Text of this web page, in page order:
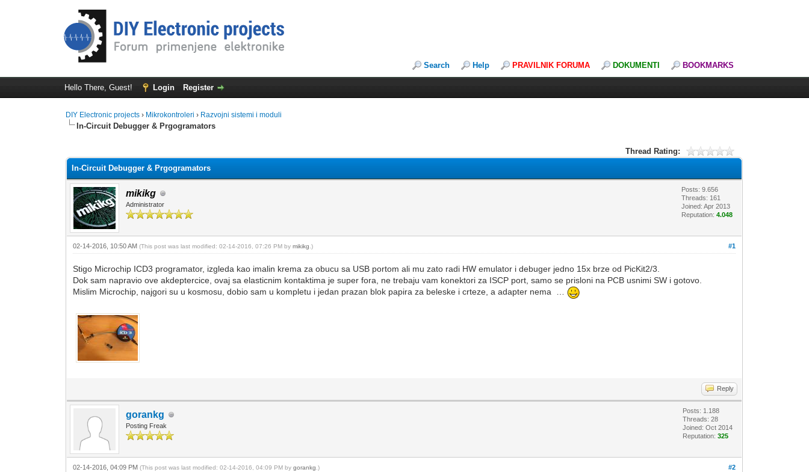
Search Help PRAVILNIK FORUMA DOKUMENTI BOOKMARKS
Hello There, Guest! Login Register
DIY Electronic projects › Mikrokontroleri › Razvojni sistemi i moduli
In-Circuit Debugger & Prgogramators
Thread Rating:
In-Circuit Debugger & Prgogramators
mikikg
Administrator
Posts: 9.656
Threads: 161
Joined: Apr 2013
Reputation:4.048
#1
02-14-2016, 10:50 AM(This post was last modified: 02-14-2016, 07:26 PM bymikikg .)
Stigo Microchip ICD3 programator, izgleda kao imalin krema za obucu sa USB portom ali mu zato radi HW emulator i debuger jedno 15x brze od PicKit2/3.
Dok sam napravio ove akdeptercice, ovaj sa elasticnim kontaktima je super fora, ne trebaju vam konektori za ISCP port, samo se prisloni na PCB usnimi SW i gotovo.
Mislim Microchip, najgori su u kosmosu, dobio sam u kompletu i jedan prazan blok papira za beleske i crteze, a adapter nema …
Reply
gorankg
Posting Freak
Posts: 1.188
Threads: 28
Joined: Oct 2014
Reputation:325
#2
02-14-2016, 04:09 PM(This post was last modified: 02-14-2016, 04:09 PM bygorankg .)